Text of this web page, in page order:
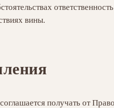
вины.
получать от